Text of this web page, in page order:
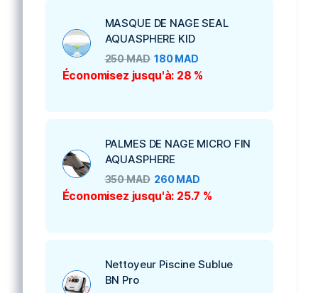
MASQUE DE NAGE SEAL
AQUASPHERE KID
250MAD 180MAD
Économisez jusqu'à: 28 %
PALMES DE NAGE MICRO FIN
AQUASPHERE
350MAD 260MAD
Économisez jusqu'à: 25.7 %
Nettoyeur Piscine Sublue
BN Pro